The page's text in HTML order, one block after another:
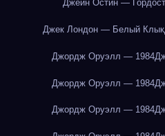
Джейн Остин —
Джек Лондон — Белый Клык
Джордж Оруэлл — 1984
Джордж Оруэлл — 1984
Джордж Оруэлл — 1984